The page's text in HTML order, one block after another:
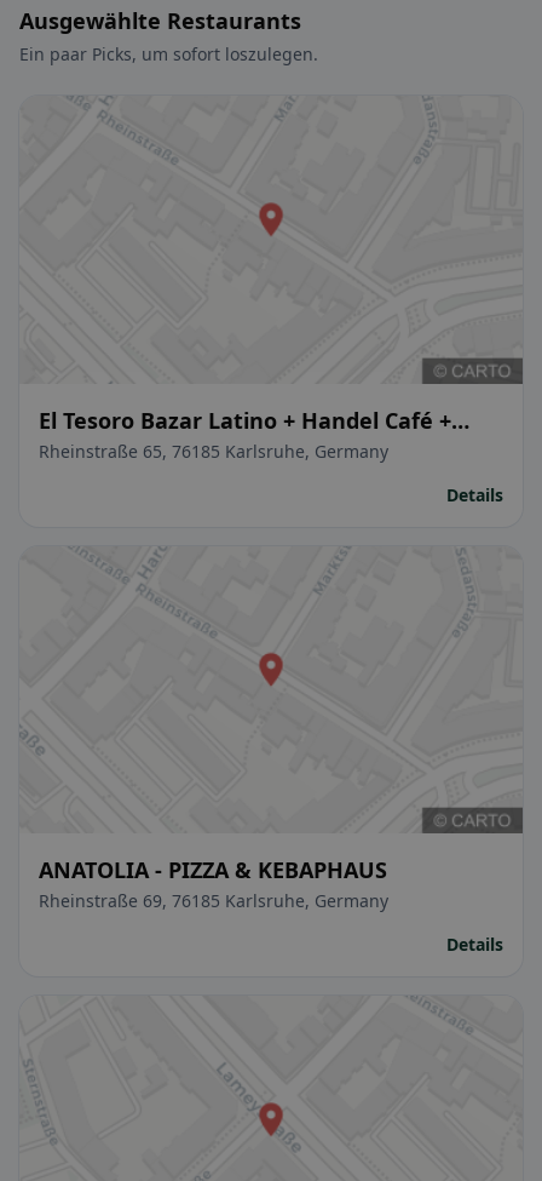
Ausgewählte Restaurants
Ein paar Picks, um sofort loszulegen.
El Tesoro Bazar Latino + Handel Café +
Restaurant Musik + Event
Rheinstraße 65, 76185 Karlsruhe, Germany
Details
ANATOLIA - PIZZA & KEBAPHAUS
Rheinstraße 69, 76185 Karlsruhe, Germany
Details